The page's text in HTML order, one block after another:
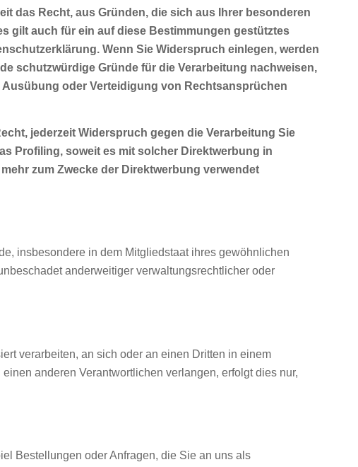
das Recht, aus Gründen, die sich aus Ihrer besonderen
gilt auch für ein auf diese Bestimmungen gestütztes
Wenn Sie Widerspruch einlegen, werden
schutzwürdige Gründe für die Verarbeitung nachweisen,
oder Verteidigung von Rechtsansprüchen
jederzeit Widerspruch gegen die Verarbeitung Sie
Profiling, soweit es mit solcher Direktwerbung in
zum Zwecke der Direktwerbung verwendet
insbesondere in dem Mitgliedstaat ihres gewöhnlichen
anderweitiger verwaltungsrechtlicher oder
verarbeiten, an sich oder an einen Dritten in einem
anderen Verantwortlichen verlangen, erfolgt dies nur,
Bestellungen oder Anfragen, die Sie an uns als